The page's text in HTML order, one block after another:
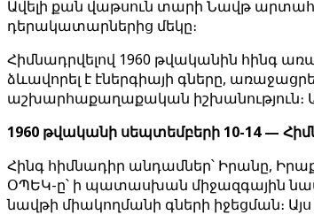
Ավելի քան վաթսուն տարի Նավթ
դերակատարներից մեկը։
Հիմնադրվելով 1960 թվականին հինգ
ձևավորել է էներգիայի գները,
աշխարհաքաղաքական իշխանություն։
1960 թվականի սեպտեմբերի 10-14 —
Հինգ հիմնադիր անդամներ՝ Իրանը,
ՕՊԵԿ-ը՝ ի պատասխան միջազգային
նավթի միակողմանի գների իջեցման։